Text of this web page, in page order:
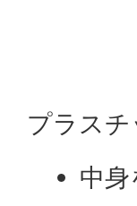
プラスチ
中